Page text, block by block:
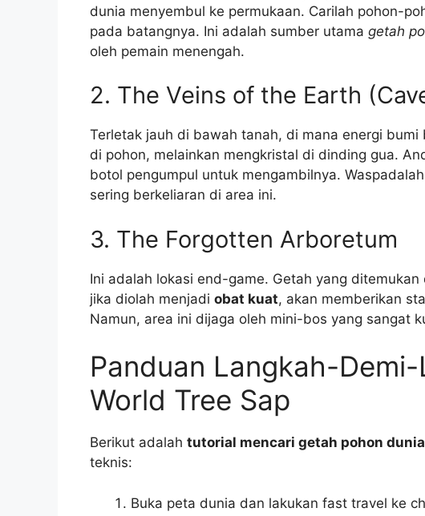
dunia menyembul ke permukaan. Carilah pohon-
pada batangnya. Ini adalah sumber utama getah
oleh pemain menengah.
2. The Veins of the Earth
Terletak jauh di bawah tanah, di mana energi
di pohon, melainkan mengkristal di dinding gua.
botol pengumpul untuk mengambilnya.
sering berkeliaran di area ini.
3. The Forgotten Arboretum
Ini adalah lokasi end-game. Getah yang
jika diolah menjadi obat kuat, akan memberikan
Namun, area ini dijaga oleh mini-bos yang sangat
Panduan Langkah-
World Tree Sap
Berikut adalah tutorial mencari getah pohon
teknis:
Buka peta dunia dan lakukan fast travel ke